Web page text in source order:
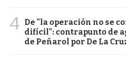
4 De "la operación no se
difícil": contrapunto de
de Peñarol por De La